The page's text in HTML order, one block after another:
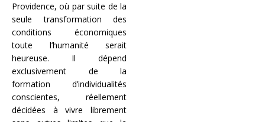
Providence, où par suite de la
seule transformation des
conditions économiques
toute l’humanité serait
heureuse. Il dépend
exclusivement de la
formation d’individualités
conscientes, réellement
décidées à vivre librement